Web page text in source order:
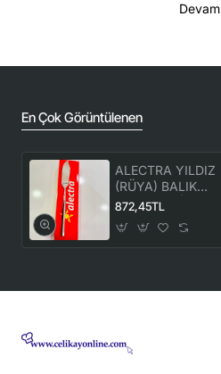
Devam
En Çok Görüntülenen
ALECTRA YILDIZ
(RÜYA) BALIK
BIÇAK 12'Lİ (1
KUTU) -ALC 086
872,45TL